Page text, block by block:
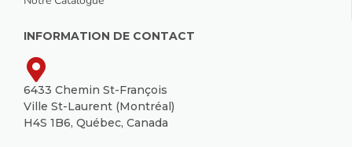
INFORMATION DE CONTACT
6433 Chemin St-François
Ville St-Laurent (Montréal)
H4S 1B6, Québec, Canada